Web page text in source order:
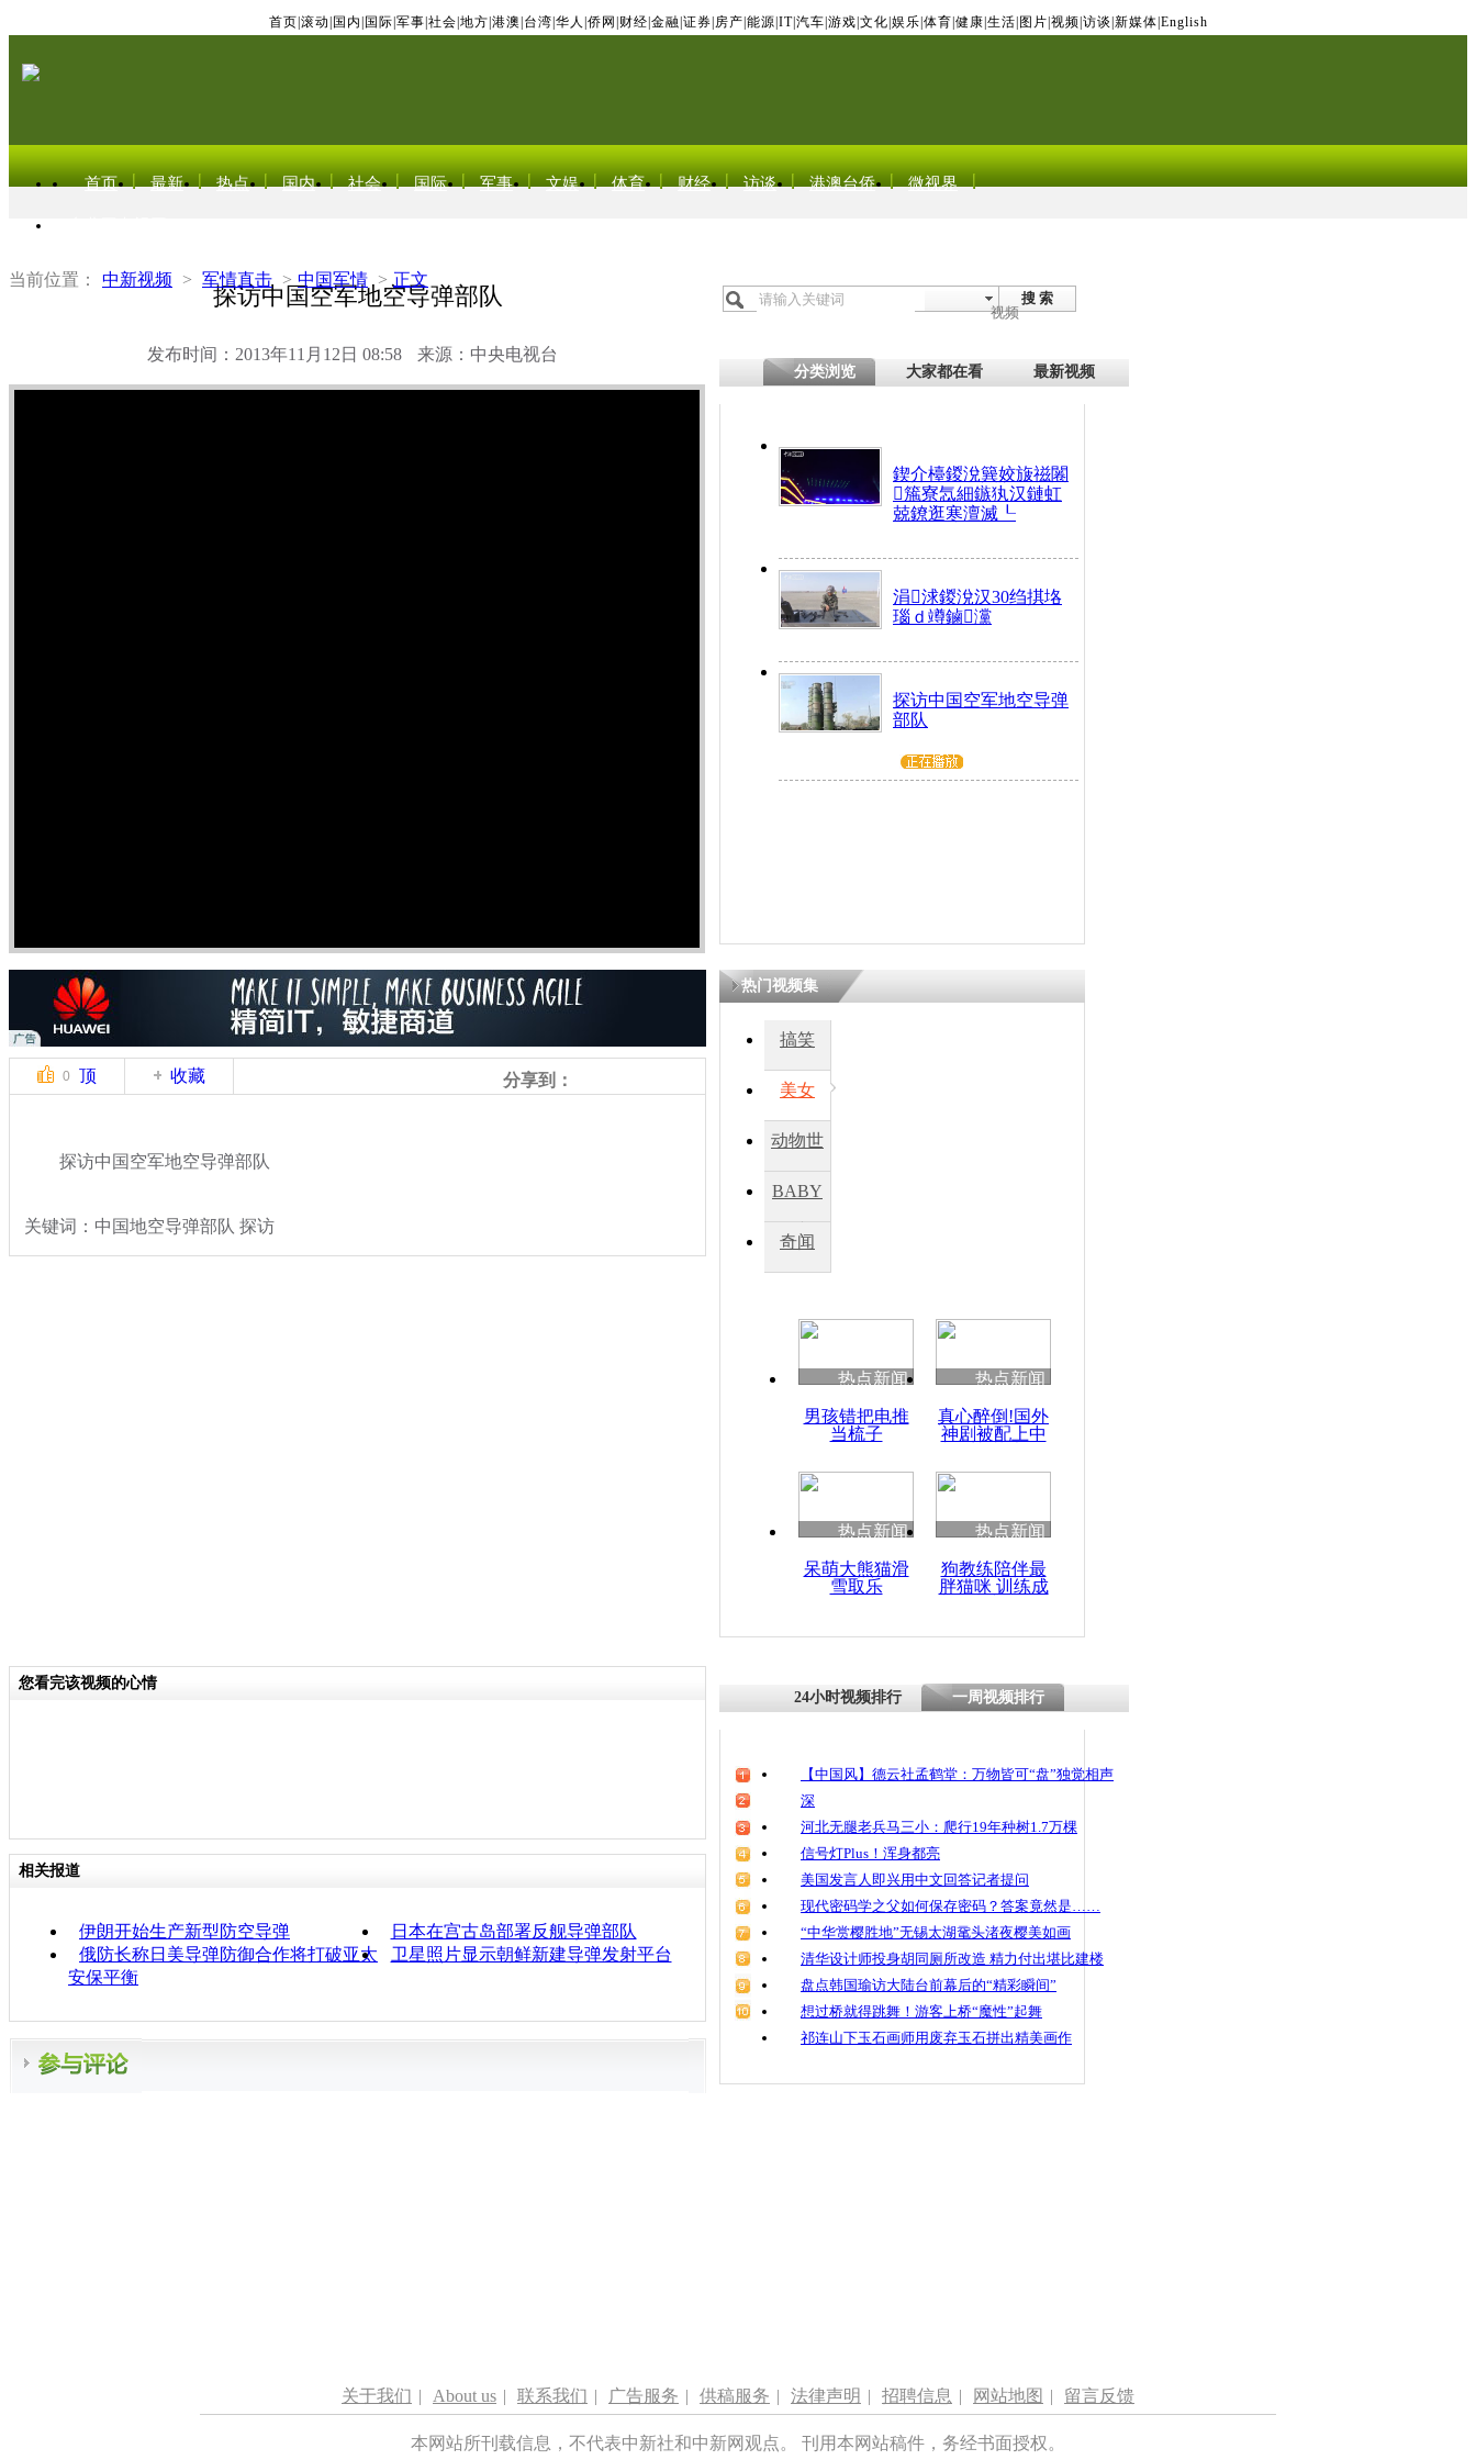
首页 滚动 国内 国际 军事 社会 地方 港澳 台湾 华人 侨网 财经 金融 证券 房产 能源 IT| 汽车 游戏 文化 娱乐 体育 健康 生活 图片 视频 访谈 新媒体 English
首页 最新 热点 国内 社会 国际 军事 文娱 体育 财经 访谈 港澳台侨 微视界
当前位置： 中新视频 > 军情直击 > 中国军情 > 正文
探访中国空军地空导弹部队
发布时间：2013年11月12日 08:58 来源：中央电视台
搜 索
视频
分类浏览 大家都在看 最新视频
鍥介檯鍐涗簨姣旇禌闂
箷寮忥細鏃犱汉鏈虹
兢鐐逛寒澶滅┖
涓浗鍐涗汉30绉掑垎
瑙ｄ竴鏀灙
探访中国空军地空导弹
部队
0 顶 收藏 分享到：
探访中国空军地空导弹部队
关键词：中国地空导弹部队 探访
热门视频集
搞笑
美女
动物世
BABY
秀
奇闻
热点新闻
男孩错把电推
当梳子
热点新闻
真心醉倒!国外
神剧被配上中
热点新闻
呆萌大熊猫滑
雪取乐
热点新闻
狗教练陪伴最
胖猫咪 训练成
您看完该视频的心情
相关报道
伊朗开始生产新型防空导弹
日本在宫古岛部署反舰导弹部队
俄防长称日美导弹防御合作将打破亚太
安保平衡
卫星照片显示朝鲜新建导弹发射平台
24小时视频排行 一周视频排行
【中国风】德云社孟鹤堂：万物皆可“盘”独觉相声
深
河北无腿老兵马三小：爬行19年种树1.7万棵
信号灯Plus！浑身都亮
美国发言人即兴用中文回答记者提问
现代密码学之父如何保存密码？答案竟然是……
“中华赏樱胜地”无锡太湖鼋头渚夜樱美如画
清华设计师投身胡同厕所改造 精力付出堪比建楼
盘点韩国瑜访大陆台前幕后的“精彩瞬间”
想过桥就得跳舞！游客上桥“魔性”起舞
祁连山下玉石画师用废弃玉石拼出精美画作
关于我们 | About us | 联系我们 | 广告服务 | 供稿服务 | 法律声明 | 招聘信息 | 网站地图 | 留言反馈
本网站所刊载信息，不代表中新社和中新网观点。 刊用本网站稿件，务经书面授权。